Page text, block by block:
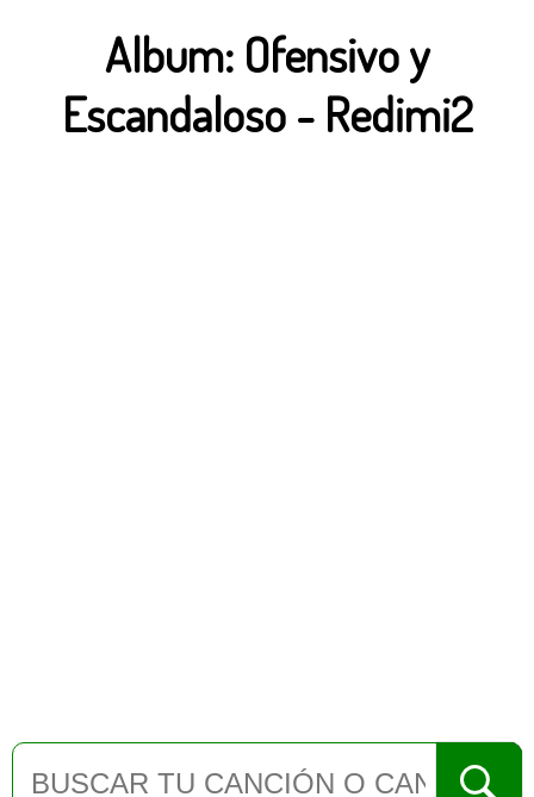
Album: Ofensivo y
Escandaloso- Redimi2